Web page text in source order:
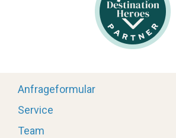
Anfrageformular
Service
Team